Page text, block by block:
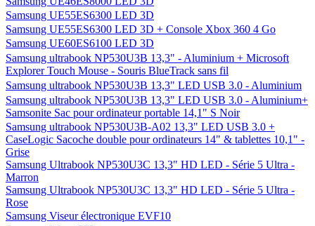
Samsung UE55ES6300 LED 3D
Samsung UE55ES6300 LED 3D + Console Xbox 360 4 Go
Samsung UE60ES6100 LED 3D
Samsung ultrabook NP530U3B 13,3" - Aluminium + Microsoft
Explorer Touch Mouse - Souris BlueTrack sans fil
Samsung ultrabook NP530U3B 13,3" LED USB 3.0 - Aluminium
Samsung ultrabook NP530U3B 13,3" LED USB 3.0 - Aluminium+
Samsonite Sac pour ordinateur portable 14,1" S Noir
Samsung ultrabook NP530U3B-A02 13,3" LED USB 3.0 +
CaseLogic Sacoche double pour ordinateurs 14" & tablettes 10,1" -
Grise
Samsung Ultrabook NP530U3C 13,3" HD LED - Série 5 Ultra -
Marron
Samsung Ultrabook NP530U3C 13,3" HD LED - Série 5 Ultra -
Rose
Samsung Viseur électronique EVF10